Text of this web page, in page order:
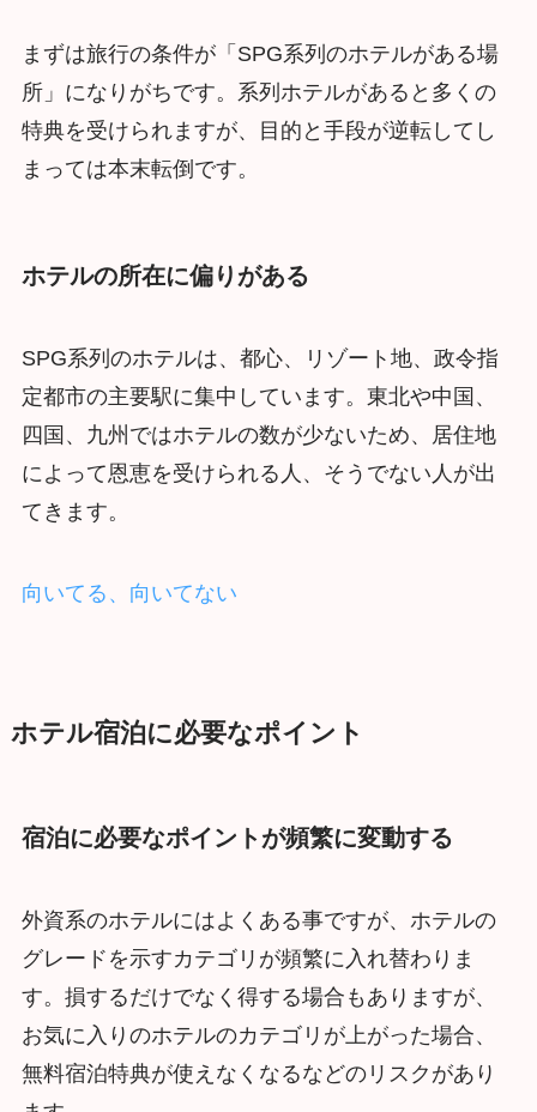
まずは旅行の条件が「SPG系列のホテルがある場
所」になりがちです。系列ホテルがあると多くの
特典を受けられますが、目的と手段が逆転してし
まっては本末転倒です。
ホテルの所在に偏りがある
SPG系列のホテルは、都心、リゾート地、政令指
定都市の主要駅に集中しています。東北や中国、
四国、九州ではホテルの数が少ないため、居住地
によって恩恵を受けられる人、そうでない人が出
てきます。
向いてる、向いてない
ホテル宿泊に必要なポイント
宿泊に必要なポイントが頻繁に変動する
外資系のホテルにはよくある事ですが、ホテルの
グレードを示すカテゴリが頻繁に入れ替わりま
す。損するだけでなく得する場合もありますが、
お気に入りのホテルのカテゴリが上がった場合、
無料宿泊特典が使えなくなるなどのリスクがあり